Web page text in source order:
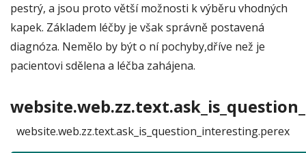
pestrý, a jsou proto větší možnosti k výběru vhodných
kapek. Základem léčby je však správně postavená
diagnóza. Nemělo by být o ní pochyby,dříve než je
pacientovi sdělena a léčba zahájena.
website.web.zz.text.ask_is_question_interesting.perex